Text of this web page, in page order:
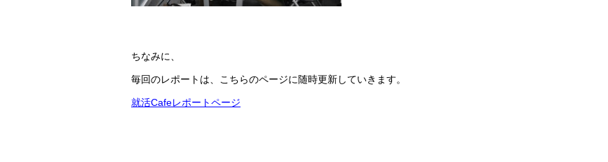
ちなみに、
毎回のレポートは、こちらのページに随時更新していきます。
就活Cafeレポートページ